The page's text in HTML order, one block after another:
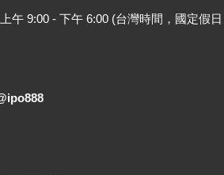
午 9:00 - 下午 6:00 (台灣時間，國定假日